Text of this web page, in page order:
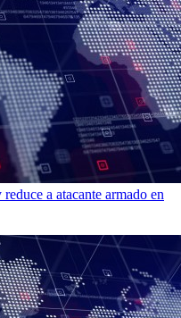
a atacante armado en